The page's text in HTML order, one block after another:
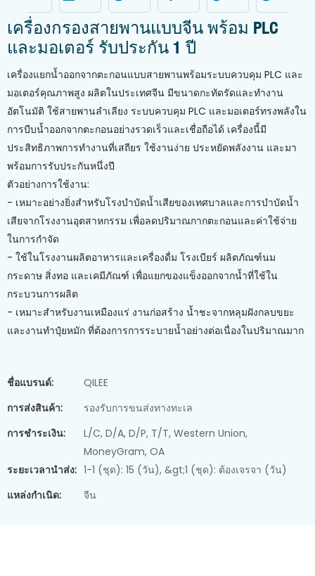
เครื่องกรองสายพานแบบจีน พร้อม PLC
และมอเตอร์ รับประกัน 1 ปี
เครื่องแยกน้ำออกจากตะกอนแบบสายพานพร้อมระบบควบคุม PLC และ
มอเตอร์คุณภาพสูง ผลิตในประเทศจีน มีขนาดกะทัดรัดและทำงาน
อัตโนมัติ ใช้สายพานลำเลียง ระบบควบคุม PLC และมอเตอร์ทรงพลังใน
การบีบน้ำออกจากตะกอนอย่างรวดเร็วและเชื่อถือได้ เครื่องนี้มี
ประสิทธิภาพการทำงานที่เสถียร ใช้งานง่าย ประหยัดพลังงาน และมา
พร้อมการรับประกันหนึ่งปี
ตัวอย่างการใช้งาน:
- เหมาะอย่างยิ่งสำหรับโรงบำบัดน้ำเสียของเทศบาลและการบำบัดน้ำ
เสียจากโรงงานอุตสาหกรรม เพื่อลดปริมาณกากตะกอนและค่าใช้จ่าย
ในการกำจัด
- ใช้ในโรงงานผลิตอาหารและเครื่องดื่ม โรงเบียร์ ผลิตภัณฑ์นม
กระดาษ สิ่งทอ และเคมีภัณฑ์ เพื่อแยกของแข็งออกจากน้ำที่ใช้ใน
กระบวนการผลิต
- เหมาะสำหรับงานเหมืองแร่ งานก่อสร้าง น้ำชะจากหลุมฝังกลบขยะ
และงานทำปุ๋ยหมัก ที่ต้องการการระบายน้ำอย่างต่อเนื่องในปริมาณมาก
ชื่อแบรนด์:
QILEE
การส่งสินค้า:
รองรับการขนส่งทางทะเล
การชำระเงิน:
L/C, D/A, D/P, T/T, Western Union,
MoneyGram, OA
ระยะเวลานำส่ง: 1-1 (ชุด): 15 (วัน), &gt;1 (ชุด): ต้องเจรจา (วัน)
แหล่งกำเนิด:
จีน